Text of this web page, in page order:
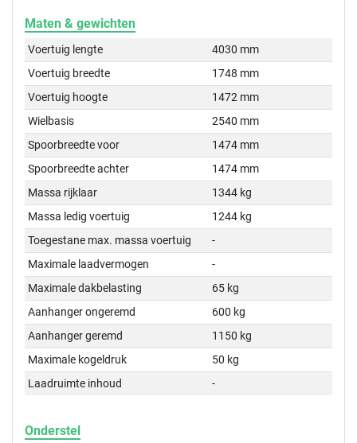
Maten & gewichten
Voertuig lengte
4030 mm
Voertuig breedte
1748 mm
Voertuig hoogte
1472 mm
Wielbasis
2540 mm
Spoorbreedte voor
1474 mm
Spoorbreedte achter
1474 mm
Massa rijklaar
1344 kg
Massa ledig voertuig
1244 kg
Toegestane max. massa voertuig
-
Maximale laadvermogen
-
Maximale dakbelasting
65 kg
Aanhanger ongeremd
600 kg
Aanhanger geremd
1150 kg
Maximale kogeldruk
50 kg
Laadruimte inhoud
-
Onderstel